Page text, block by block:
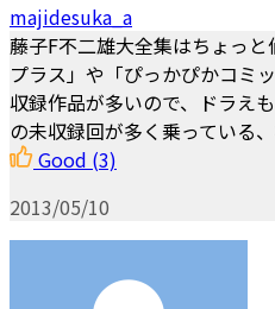
majidesuka_a
藤子F不二雄大全集はちょっ
プラス」や「ぴっかぴかコミ
収録作品が多いので、ドラえ
の未収録回が多く乗っている
Good (3)
2013/05/10